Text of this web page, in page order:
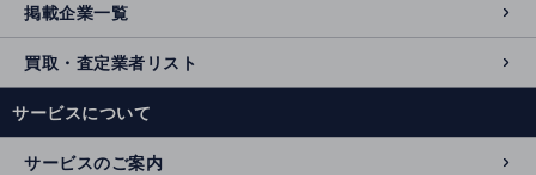
掲載企業一覧
買取・査定業者リスト
サービスについて
サービスのご案内